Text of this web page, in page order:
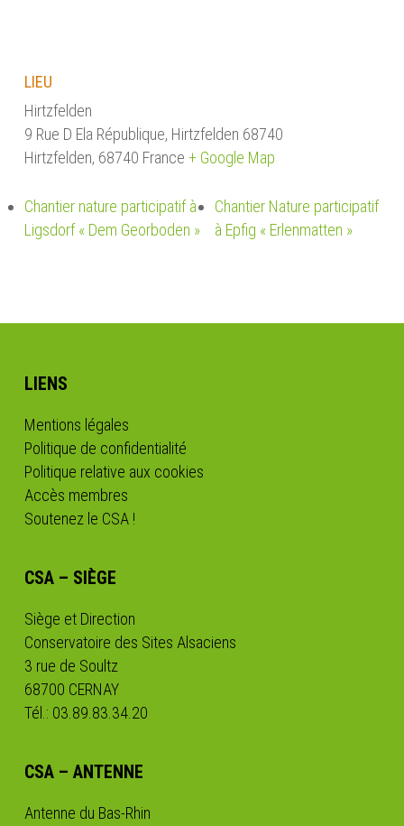
LIEU
Hirtzfelden
9 Rue D Ela République, Hirtzfelden 68740
Hirtzfelden, 68740 France + Google Map
Chantier nature participatif à
Ligsdorf « Dem Georboden »
Chantier Nature participatif
à Epfig « Erlenmatten »
LIENS
Mentions légales
Politique de confidentialité
Politique relative aux cookies
Accès membres
Soutenez le CSA !
CSA – SIÈGE
Siège et Direction
Conservatoire des Sites Alsaciens
3 rue de Soultz
68700 CERNAY
Tél.: 03.89.83.34.20
CSA – ANTENNE
Antenne du Bas-Rhin